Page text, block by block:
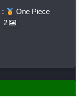
:
One Piece
2